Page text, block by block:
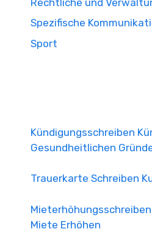
Spezifische
Sport
Kündigungsschreiben
Gesundheitlichen
Trauerkarte Schreiben
Miete Erhöhen